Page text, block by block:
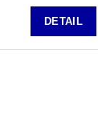
DETAIL